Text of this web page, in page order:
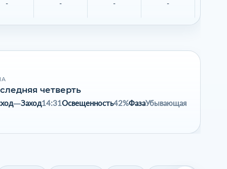
- - - -
четверть
—Заход14:31Освещенность42%ФазаУбывающая